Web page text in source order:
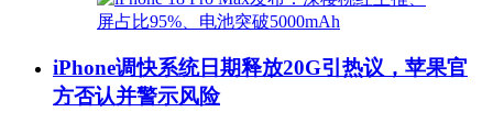
iPhone调快系统日期释放20G引热议，苹果官
方否认并警示风险